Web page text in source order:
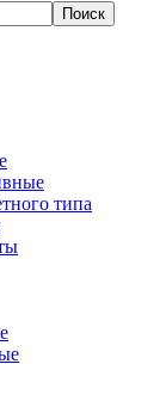
типа